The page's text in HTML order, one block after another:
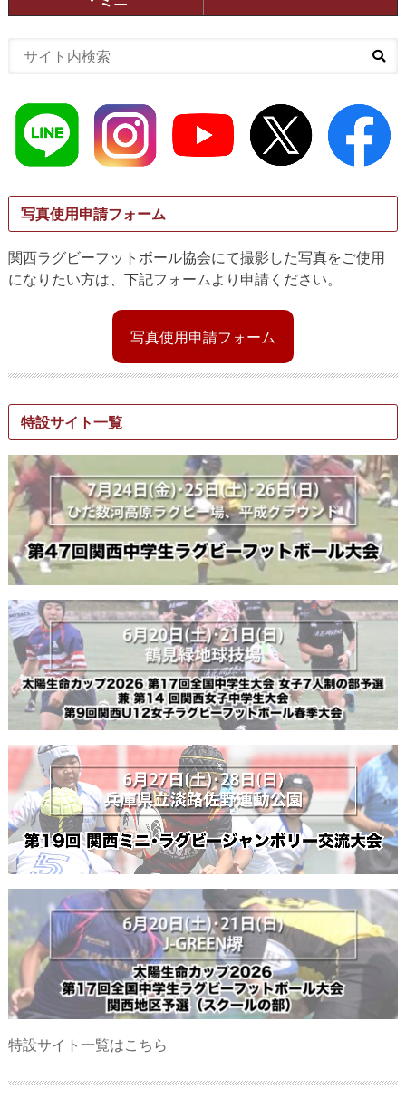
写真使用申請フォーム
関西ラグビーフットボール協会にて撮影した写真をご使用
になりたい方は、下記フォームより申請ください。
写真使用申請フォーム
特設サイト一覧
特設サイト一覧はこちら